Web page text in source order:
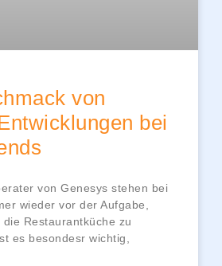
von
bei
von Genesys stehen bei
wieder vor der Aufgabe,
Restaurantküche zu
es besondesr wichtig,